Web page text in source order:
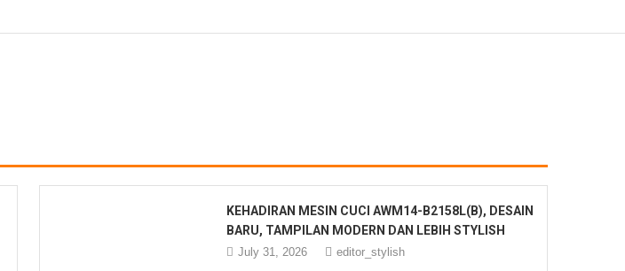
KEHADIRAN MESIN CUCI AWM14-B2158L(B), DESAIN
BARU, TAMPILAN MODERN DAN LEBIH STYLISH
July 31, 2026 editor_stylish